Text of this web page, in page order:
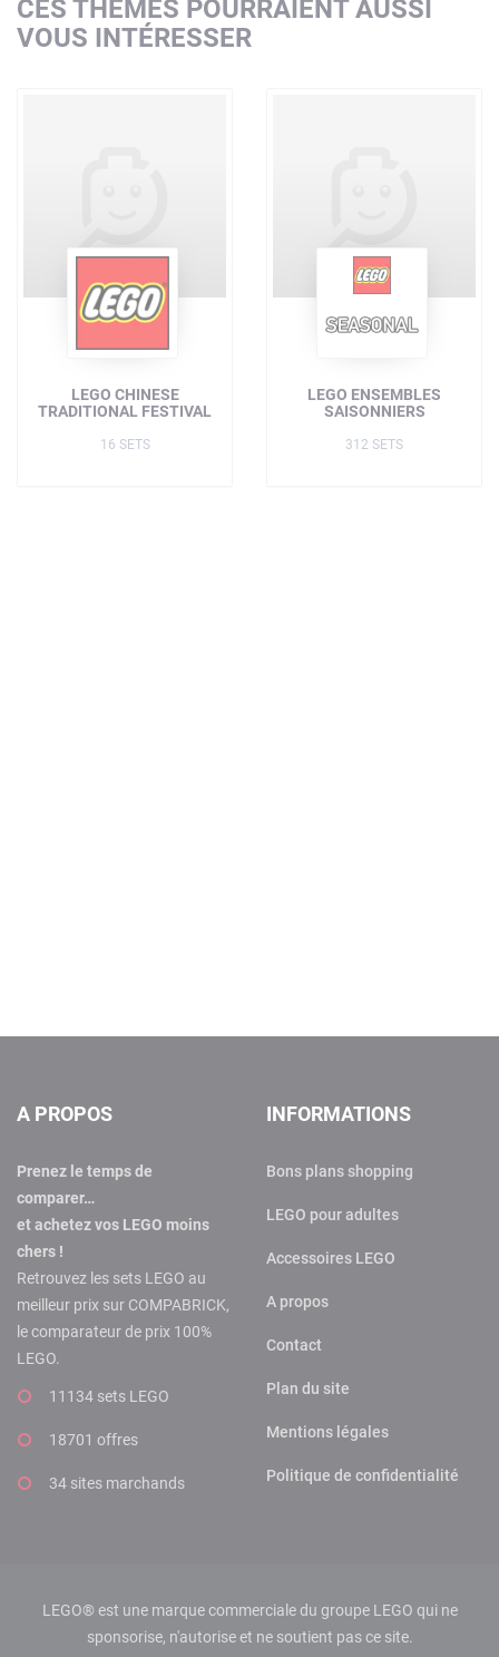
CES THÈMES POURRAIENT AUSSI
VOUS INTÉRESSER
LEGO CHINESE
TRADITIONAL FESTIVAL
16 SETS
LEGO ENSEMBLES
SAISONNIERS
312 SETS
A PROPOS
Prenez le temps de
comparer…
et achetez vos LEGO moins
chers !
Retrouvez les sets LEGO au
meilleur prix sur COMPABRICK,
le comparateur de prix 100%
LEGO.
11134 sets LEGO
18701 offres
34 sites marchands
INFORMATIONS
Bons plans shopping
LEGO pour adultes
Accessoires LEGO
A propos
Contact
Plan du site
Mentions légales
Politique de confidentialité
LEGO® est une marque commerciale du groupe LEGO qui ne
sponsorise, n'autorise et ne soutient pas ce site.